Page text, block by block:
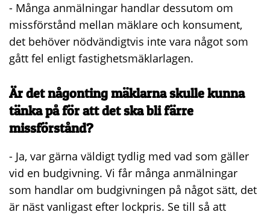
- Många anmälningar handlar dessutom om
missförstånd mellan mäklare och konsument,
det behöver nödvändigtvis inte vara något som
gått fel enligt fastighetsmäklarlagen.
Är det någonting mäklarna skulle kunna
tänka på för att det ska bli färre
missförstånd?
- Ja, var gärna väldigt tydlig med vad som gäller
vid en budgivning. Vi får många anmälningar
som handlar om budgivningen på något sätt, det
är näst vanligast efter lockpris. Se till så att